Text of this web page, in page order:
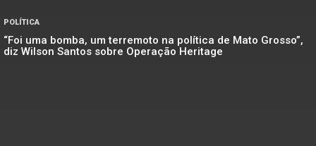
POLÍTICA
“Foi uma bomba, um terremoto na política de Mato Grosso”,
diz Wilson Santos sobre Operação Heritage